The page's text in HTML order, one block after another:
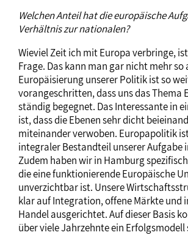
Welchen Anteil hat die europäische
Verhältnis zur nationalen?
Wieviel Zeit ich mit Europa verbringe,
Frage. Das kann man gar nicht mehr so
Europäisierung unserer Politik ist so
vorangeschritten, dass uns das Thema
ständig begegnet. Das Interessante in
ist, dass die Ebenen sehr dicht
miteinander verwoben. Europapolitik
integraler Bestandteil unserer Aufgabe
Zudem haben wir in Hamburg
die eine funktionierende Europäische
unverzichtbar ist. Unsere
klar auf Integration, offene Märkte und
Handel ausgerichtet. Auf dieser Basis
über viele Jahrzehnte ein Erfolgsmodell